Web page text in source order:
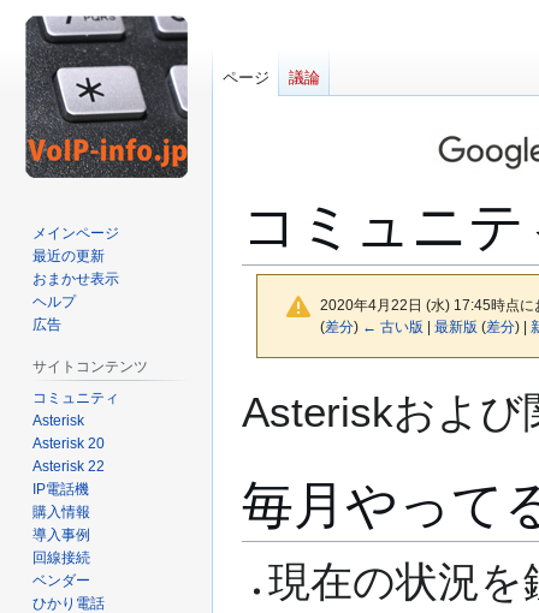
コミュニテ
2020年4月22日 (水) 17:45時点に
(差分) ← 古い版 最新版 (差分) |
ビ
シ
ョ
索
動
Asteriskおよび
毎月やって
現在の状況を
ページ 議論
メインページ
最近の更新
おまかせ表示
ヘルプ
広告
サイトコンテンツ
コミュニティ
Asterisk
Asterisk 20
Asterisk 22
IP電話機
購入情報
導入事例
回線接続
ベンダー
ひかり電話